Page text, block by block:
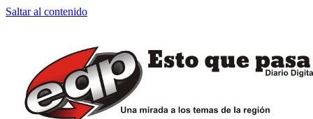
Saltar al contenido